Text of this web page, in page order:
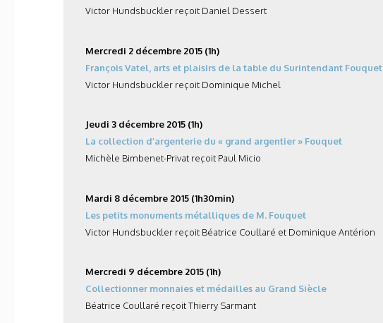
Victor Hundsbuckler reçoit Daniel Dessert
Mercredi 2 décembre 2015 (1h)
François Vatel, arts et plaisirs de la table du Surintendant Fouquet
Victor Hundsbuckler reçoit Dominique Michel
Jeudi 3 décembre 2015 (1h)
La collection d’argenterie du « grand argentier » Fouquet
Michèle Bimbenet-Privat reçoit Paul Micio
Mardi 8 décembre 2015 (1h30min)
Les petits monuments métalliques de M. Fouquet
Victor Hundsbuckler reçoit Béatrice Coullaré et Dominique Antérion
Mercredi 9 décembre 2015 (1h)
Collectionner monnaies et médailles au Grand Siècle
Béatrice Coullaré reçoit Thierry Sarmant